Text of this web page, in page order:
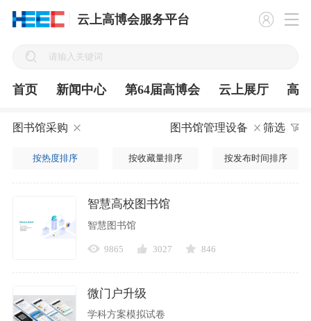
云上高博会服务平台
首页 新闻中心 第64届高博会 云上展厅 高
图书馆采购 图书馆管理设备 筛选
按热度排序 按收藏量排序 按发布时间排序
智慧高校图书馆
智慧图书馆
9865 3027 846
微门户升级
学科方案模拟试卷